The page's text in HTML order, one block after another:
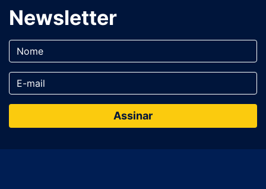
Newsletter